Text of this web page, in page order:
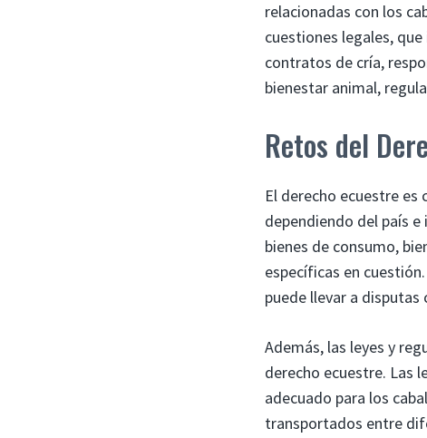
relacionadas con los
cuestiones legales,
contratos de cría,
bienestar animal,
Retos del
El derecho ecuestre es
dependiendo del país
bienes de consumo,
específicas en
puede llevar a
Además, las leyes y
derecho ecuestre. Las
adecuado para los
transportados entre